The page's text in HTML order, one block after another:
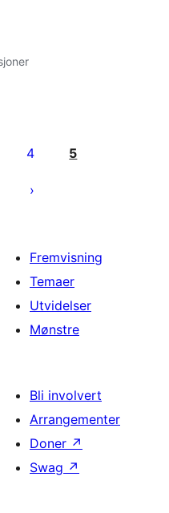
4 5
Fremvisning
Temaer
Utvidelser
Mønstre
Bli involvert
Arrangementer
Doner ↗
Swag ↗